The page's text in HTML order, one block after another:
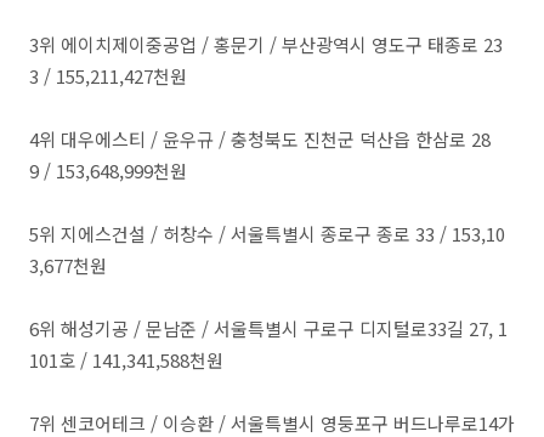
​3위 에이치제이중공업 / 홍문기 / 부산광역시 영도구 태종로 23
3 / 155,211,427천원
​4위 대우에스티 / 윤우규 / 충청북도 진천군 덕산읍 한삼로 28
9 / 153,648,999천원
5위 지에스건설 / 허창수 / 서울특별시 종로구 종로 33 / 153,10
3,677천원
​6위 해성기공 / 문남준 / 서울특별시 구로구 디지털로33길 27, 1
101호 / 141,341,588천원
7위 센코어테크 / 이승환 / 서울특별시 영둥포구 버드나루로14가